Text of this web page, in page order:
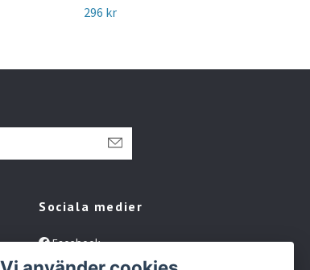
296 kr
Sociala medier
Facebook
Instagram